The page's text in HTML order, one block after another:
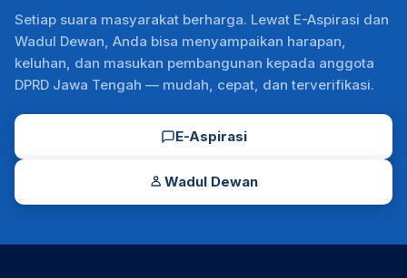
Setiap suara masyarakat berharga. Lewat E-Aspirasi dan
Wadul Dewan, Anda bisa menyampaikan harapan,
keluhan, dan masukan pembangunan kepada anggota
DPRD Jawa Tengah — mudah, cepat, dan terverifikasi.
E-Aspirasi
Wadul Dewan